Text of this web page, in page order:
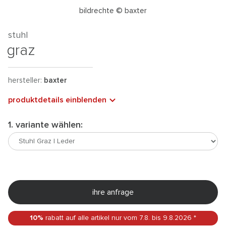
bildrechte © baxter
stuhl
graz
hersteller: baxter
produktdetails einblenden
1. variante wählen:
ihre anfrage
10% rabatt auf alle artikel nur vom 7.8. bis 9.8.2026 *